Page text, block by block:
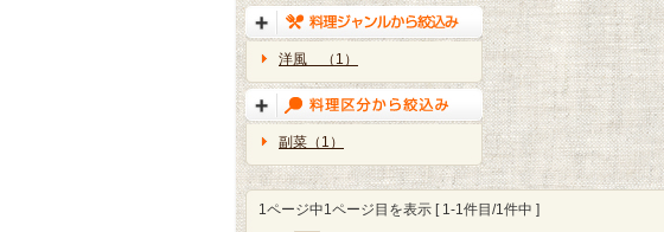
洋風 （1）
副菜（1）
1ページ中1ページ目を表示 [ 1-1件目/1件中 ]